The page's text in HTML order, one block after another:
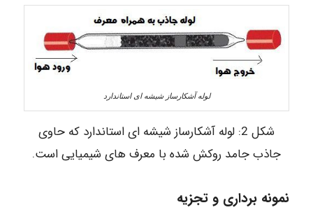
لوله آشکارساز شیشه ای استاندارد
شکل 2: لوله آشکارساز شیشه ای استاندارد که حاوی
جاذب جامد روکش شده با معرف های شیمیایی است.
نمونه برداری و تجزیه